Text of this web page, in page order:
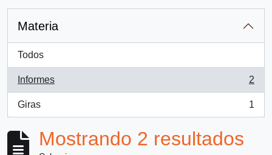
Materia
Todos
Informes
, 2 resultados
2
Giras
, 1 resultados
1
Mostrando 2 resultados